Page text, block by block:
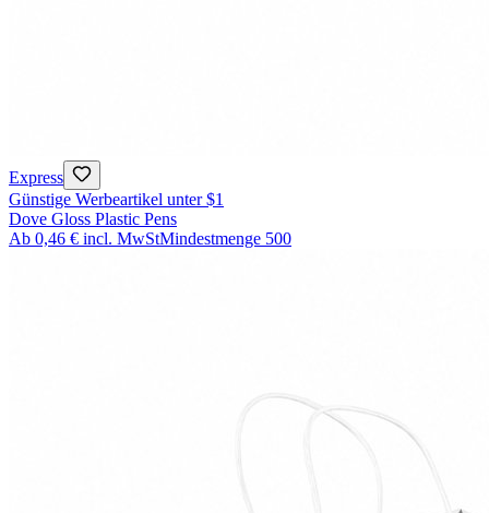
Express
Günstige Werbeartikel unter $1
Dove Gloss Plastic Pens
Ab 0,46 € incl. MwStMindestmenge 500